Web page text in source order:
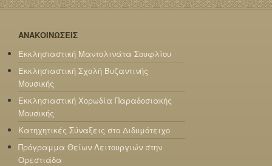
ΑΝΑΚΟΙΝΩΣΕΙΣ
Εκκλησιαστική Μαντολινάτα Σουφλίου
Εκκλησιαστική Σχολή Βυζαντινής
Μουσικής
Εκκλησιαστική Χορωδία Παραδοσιακής
Μουσικής
Κατηχητικές Σύναξεις στο Διδυμότειχο
Πρόγραμμα Θείων Λειτουργιών στην
Ορεστιάδα